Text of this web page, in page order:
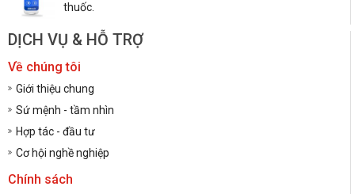
thuốc.
DỊCH VỤ & HỖ TRỢ
Về chúng tôi
Giới thiệu chung
Sứ mệnh - tầm nhìn
Hợp tác - đầu tư
Cơ hội nghề nghiệp
Chính sách